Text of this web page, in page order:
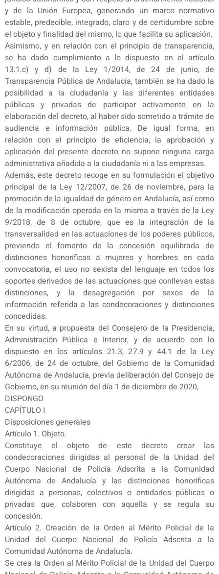
y de la Unión Europea, generando un marco normativo
estable, predecible, integrado, claro y de certidumbre sobre
el objeto y finalidad del mismo, lo que facilita su aplicación.
Asimismo, y en relación con el principio de transparencia,
se ha dado cumplimiento a lo dispuesto en el artículo
13.1.c) y d) de la Ley 1/2014, de 24 de junio, de
Transparencia Pública de Andalucía, también se ha dado la
posibilidad a la ciudadanía y las diferentes entidades
públicas y privadas de participar activamente en la
elaboración del decreto, al haber sido sometido a trámite de
audiencia e información pública. De igual forma, en
relación con el principio de eficiencia, la aprobación y
aplicación del presente decreto no supone ninguna carga
administrativa añadida a la ciudadanía ni a las empresas.
Además, este decreto recoge en su formulación el objetivo
principal de la Ley 12/2007, de 26 de noviembre, para la
promoción de la igualdad de género en Andalucía, así como
de la modificación operada en la misma a través de la Ley
9/2018, de 8 de octubre, que es la integración de la
transversalidad en las actuaciones de los poderes públicos,
previendo el fomento de la concesión equilibrada de
distinciones honoríficas a mujeres y hombres en cada
convocatoria, el uso no sexista del lenguaje en todos los
soportes derivados de las actuaciones que conllevan estas
distinciones, y la desagregación por sexos de la
información referida a las condecoraciones y distinciones
concedidas.
En su virtud, a propuesta del Consejero de la Presidencia,
Administración Pública e Interior, y de acuerdo con lo
dispuesto en los artículos 21.3, 27.9 y 44.1 de la Ley
6/2006, de 24 de octubre, del Gobierno de la Comunidad
Autónoma de Andalucía, previa deliberación del Consejo de
Gobierno, en su reunión del día 1 de diciembre de 2020,
DISPONGO
CAPÍTULO I
Disposiciones generales
Artículo 1. Objeto.
Constituye el objeto de este decreto crear las
condecoraciones dirigidas al personal de la Unidad del
Cuerpo Nacional de Policía Adscrita a la Comunidad
Autónoma de Andalucía y las distinciones honoríficas
dirigidas a personas, colectivos o entidades públicas o
privadas que, colaboren con aquella y se regula su
concesión.
Artículo 2. Creación de la Orden al Mérito Policial de la
Unidad del Cuerpo Nacional de Policía Adscrita a la
Comunidad Autónoma de Andalucía.
Se crea la Orden al Mérito Policial de la Unidad del Cuerpo